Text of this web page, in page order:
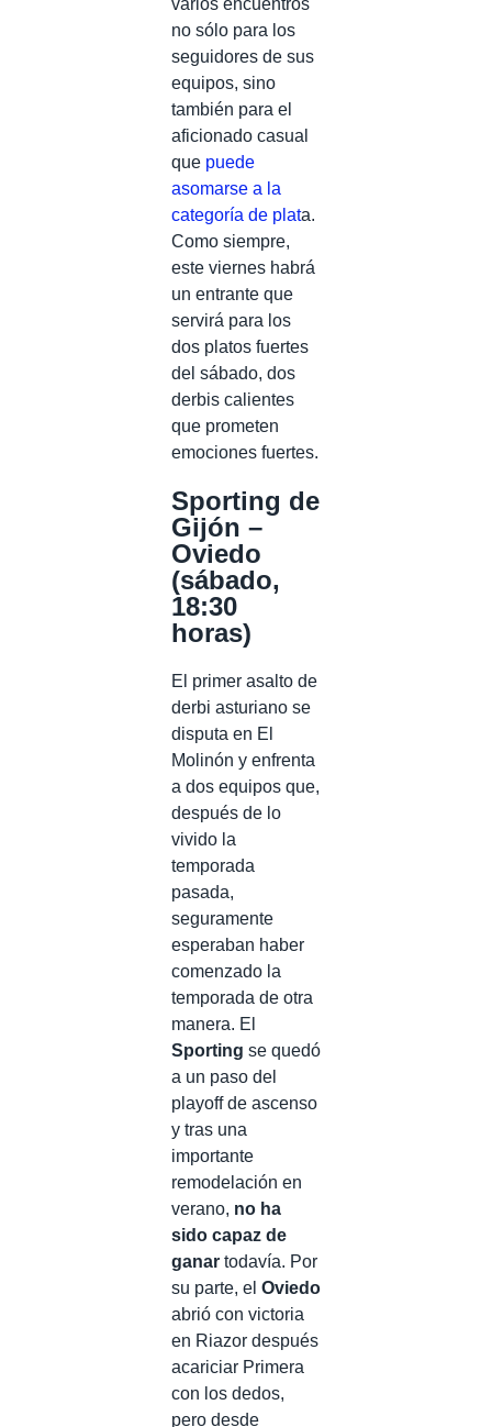
varios encuentros
no sólo para los
seguidores de sus
equipos, sino
también para el
aficionado casual
que puede
asomarse a la
categoría de plata.
Como siempre,
este viernes habrá
un entrante que
servirá para los
dos platos fuertes
del sábado, dos
derbis calientes
que prometen
emociones fuertes.
Sporting de
Gijón –
Oviedo
(sábado,
18:30
horas)
El primer asalto de
derbi asturiano se
disputa en El
Molinón y enfrenta
a dos equipos que,
después de lo
vivido la
temporada
pasada,
seguramente
esperaban haber
comenzado la
temporada de otra
manera. El
Sporting se quedó
a un paso del
playoff de ascenso
y tras una
importante
remodelación en
verano, no ha
sido capaz de
ganar todavía. Por
su parte, el Oviedo
abrió con victoria
en Riazor después
acariciar Primera
con los dedos,
pero desde